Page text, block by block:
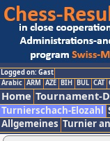
Logged on: Gast
Arabic ARM AZE BIH BUL CAT
Home Tournament-
Turnierschach-Elozahl
Allgemeines Turnier